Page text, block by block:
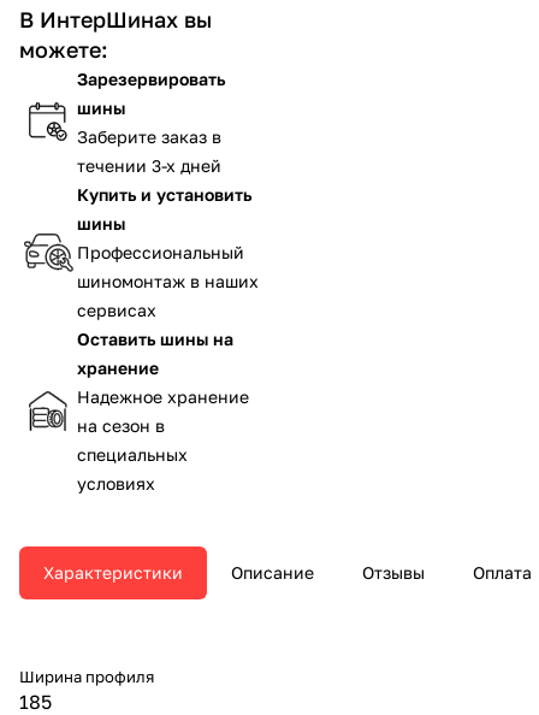
В ИнтерШинах вы
можете:
Зарезервировать
шины
Заберите заказ в
течении 3-х дней
Купить и установить
шины
Профессиональный
шиномонтаж в наших
сервисах
Оставить шины на
хранение
Надежное хранение
на сезон в
специальных
условиях
Характеристики Описание Отзывы Оплата
Ширина профиля
185